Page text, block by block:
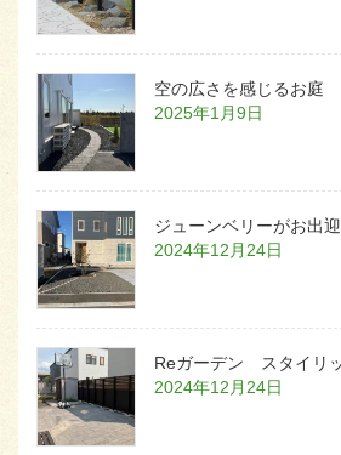
空の広さを感じるお庭
2025年1月9日
ジューンベリーがお出迎
2024年12月24日
Reガーデン スタイリ
2024年12月24日